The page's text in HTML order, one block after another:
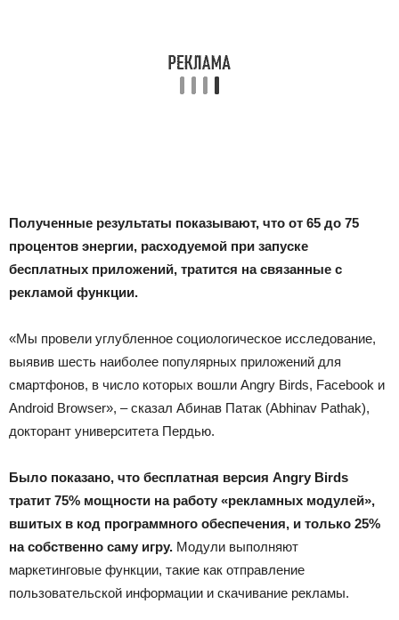
Полученные результаты показывают, что от 65 до 75
процентов энергии, расходуемой при запуске
бесплатных приложений, тратится на связанные с
рекламой функции.
«Мы провели углубленное социологическое исследование,
выявив шесть наиболее популярных приложений для
смартфонов, в число которых вошли Angry Birds, Facebook и
Android Browser», – сказал Абинав Патак (Abhinav Pathak),
докторант университета Пердью.
Было показано, что бесплатная версия Angry Birds
тратит 75% мощности на работу «рекламных модулей»,
вшитых в код программного обеспечения, и только 25%
на собственно саму игру. Модули выполняют
маркетинговые функции, такие как отправление
пользовательской информации и скачивание рекламы.